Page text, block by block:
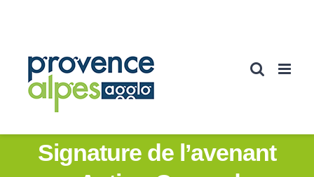
Signature de l’avenant